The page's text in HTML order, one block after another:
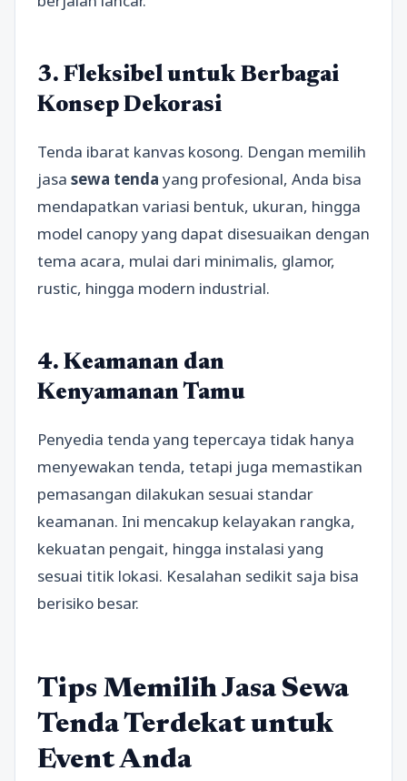
3. Fleksibel untuk Berbagai
Konsep Dekorasi
Tenda ibarat kanvas kosong. Dengan memilih
jasa sewa tenda yang profesional, Anda bisa
mendapatkan variasi bentuk, ukuran, hingga
model canopy yang dapat disesuaikan dengan
tema acara, mulai dari minimalis, glamor,
rustic, hingga modern industrial.
4. Keamanan dan
Kenyamanan Tamu
Penyedia tenda yang tepercaya tidak hanya
menyewakan tenda, tetapi juga memastikan
pemasangan dilakukan sesuai standar
keamanan. Ini mencakup kelayakan rangka,
kekuatan pengait, hingga instalasi yang
sesuai titik lokasi. Kesalahan sedikit saja bisa
berisiko besar.
Tips Memilih Jasa Sewa
Tenda Terdekat untuk
Event Anda